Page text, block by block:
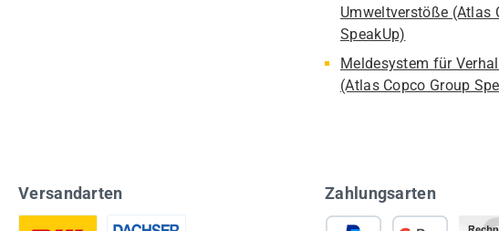
Umweltverstöße (Atlas
SpeakUp)
Meldesystem für
(Atlas Copco Group
Versandarten Zahlungsarten